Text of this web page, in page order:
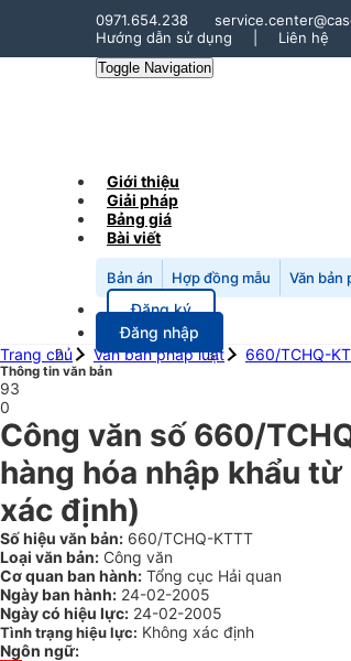
0971.654.238
Hướng dẫn sử dụng
Liên hệ
Toggle Navigation
Giới thiệu
Giải pháp
Bảng giá
Bài viết
Bản án Hợp đồng mẫu Văn bản
Đăng ký
Đăng nhập
Trang chủ
Văn bản pháp luật 660/TCHQ-
Thông tin văn bản
93
0
Công văn số 660/
hàng hóa nhập khẩu
xác định)
Số hiệu văn bản: 660/TCHQ-KTTT
Loại văn bản: Công văn
Cơ quan ban hành: Tổng cục Hải quan
Ngày ban hành: 24-02-2005
Ngày có hiệu lực: 24-02-2005
Tình trạng hiệu lực: Không xác định
Ngôn ngữ: